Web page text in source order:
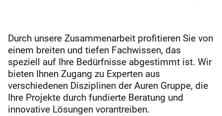
Durch unsere Zusammenarbeit profitieren Sie von
einem breiten und tiefen Fachwissen, das
speziell auf Ihre Bedürfnisse abgestimmt ist. Wir
bieten Ihnen Zugang zu Experten aus
verschiedenen Disziplinen der Auren Gruppe, die
Ihre Projekte durch fundierte Beratung und
innovative Lösungen vorantreiben.